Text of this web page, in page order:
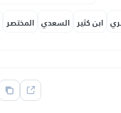
المختصر السعدي ابن كثير